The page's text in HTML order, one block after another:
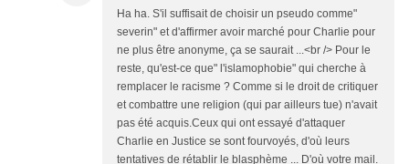
Ha ha. S'il suffisait de choisir un pseudo comme"
severin" et d'affirmer avoir marché pour Charlie pour
ne plus être anonyme, ça se saurait ...<br /> Pour le
reste, qu'est-ce que" l'islamophobie" qui cherche à
remplacer le racisme ? Comme si le droit de critiquer
et combattre une religion (qui par ailleurs tue) n'avait
pas été acquis.Ceux qui ont essayé d'attaquer
Charlie en Justice se sont fourvoyés, d'où leurs
tentatives de rétablir le blasphème ... D'où votre mail.